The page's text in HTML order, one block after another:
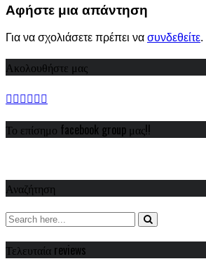
Αφήστε μια απάντηση
Για να σχολιάσετε πρέπει να συνδεθείτε.
Ακολουθήστε μας
Το επίσημο facebook group μας!!
Αναζήτηση
Τελευταία reviews